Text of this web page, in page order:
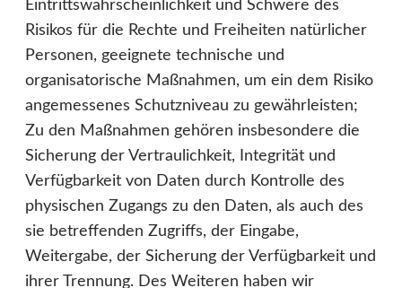
Eintrittswahrscheinlichkeit und Schwere des
Risikos für die Rechte und Freiheiten natürlicher
Personen, geeignete technische und
organisatorische Maßnahmen, um ein dem Risiko
angemessenes Schutzniveau zu gewährleisten;
Zu den Maßnahmen gehören insbesondere die
Sicherung der Vertraulichkeit, Integrität und
Verfügbarkeit von Daten durch Kontrolle des
physischen Zugangs zu den Daten, als auch des
sie betreffenden Zugriffs, der Eingabe,
Weitergabe, der Sicherung der Verfügbarkeit und
ihrer Trennung. Des Weiteren haben wir